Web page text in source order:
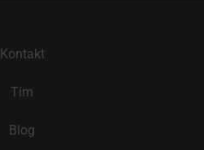
Kontakt
Tím
Blog